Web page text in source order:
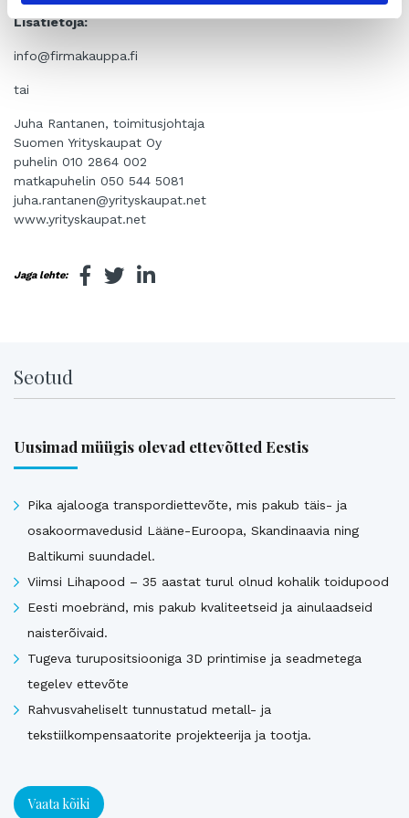
Lisätietoja:
info@firmakauppa.fi
tai
Juha Rantanen, toimitusjohtaja
Suomen Yrityskaupat Oy
puhelin 010 2864 002
matkapuhelin 050 544 5081
juha.rantanen@yrityskaupat.net
www.yrityskaupat.net
Jaga lehte:
Seotud
Uusimad müügis olevad ettevõtted Eestis
Pika ajalooga transpordiettevõte, mis pakub täis- ja
osakoormavedusid Lääne-Euroopa, Skandinaavia ning
Baltikumi suundadel.
Viimsi Lihapood – 35 aastat turul olnud kohalik toidupood
Eesti moebränd, mis pakub kvaliteetseid ja ainulaadseid
naisterõivaid.
Tugeva turupositsiooniga 3D printimise ja seadmetega
tegelev ettevõte
Rahvusvaheliselt tunnustatud metall- ja
tekstiilkompensaatorite projekteerija ja tootja.
Vaata kõiki